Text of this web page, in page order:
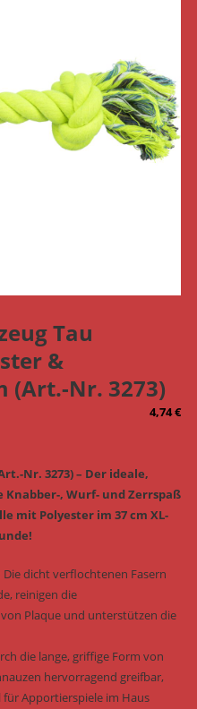
Tau
&
(Art.-Nr. 3273)
4,74€
Nr. 3273) – Der ideale,
, Wurf- und Zerrspaß
mit Polyester im 37 cm XL-
Die dicht verflochtenen Fasern
reinigen die
Plaque und unterstützen die
die lange, griffige Form von
hervorragend greifbar,
Apportierspiele im Haus